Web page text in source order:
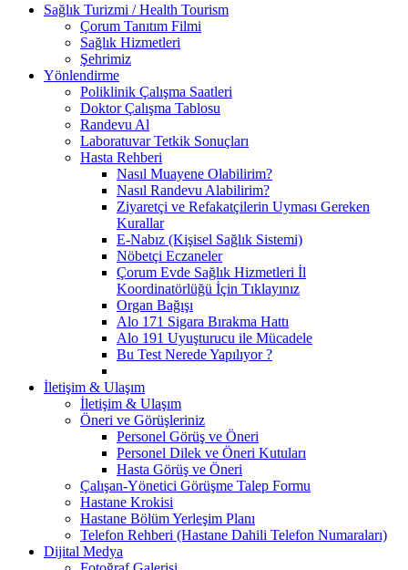
Sağlık Turizmi / Health Tourism
Çorum Tanıtım Filmi
Sağlık Hizmetleri
Şehrimiz
Yönlendirme
Poliklinik Çalışma Saatleri
Doktor Çalışma Tablosu
Randevu Al
Laboratuvar Tetkik Sonuçları
Hasta Rehberi
Nasıl Muayene Olabilirim?
Nasıl Randevu Alabilirim?
Ziyaretçi ve Refakatçilerin Uyması Gereken
Kurallar
E-Nabız (Kişisel Sağlık Sistemi)
Nöbetçi Eczaneler
Çorum Evde Sağlık Hizmetleri İl
Koordinatörlüğü İçin Tıklayınız
Organ Bağışı
Alo 171 Sigara Bırakma Hattı
Alo 191 Uyuşturucu ile Mücadele
Bu Test Nerede Yapılıyor ?
İletişim & Ulaşım
İletişim & Ulaşım
Öneri ve Görüşleriniz
Personel Görüş ve Öneri
Personel Dilek ve Öneri Kutuları
Hasta Görüş ve Öneri
Çalışan-Yönetici Görüşme Talep Formu
Hastane Krokisi
Hastane Bölüm Yerleşim Planı
Telefon Rehberi (Hastane Dahili Telefon Numaraları)
Dijital Medya